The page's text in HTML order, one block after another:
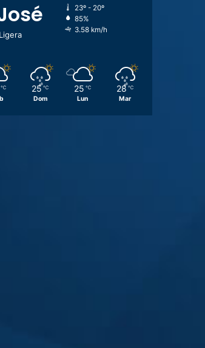
23º - 20º
85%
3.58 km/h
℃ 25 ℃
Dom
25 ℃
Lun
28 ℃
Mar